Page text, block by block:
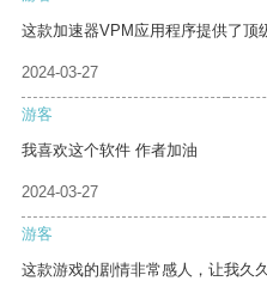
这款加速器VPM应用程序提供了顶
2024-03-27
游客
我喜欢这个软件 作者加油
2024-03-27
游客
这款游戏的剧情非常感人，让我久